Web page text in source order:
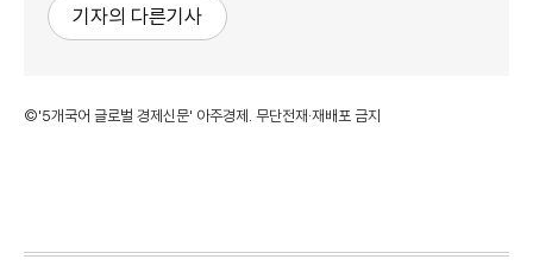
기자의 다른기사
©'5개국어 글로벌 경제신문' 아주경제. 무단전재·재배포 금지